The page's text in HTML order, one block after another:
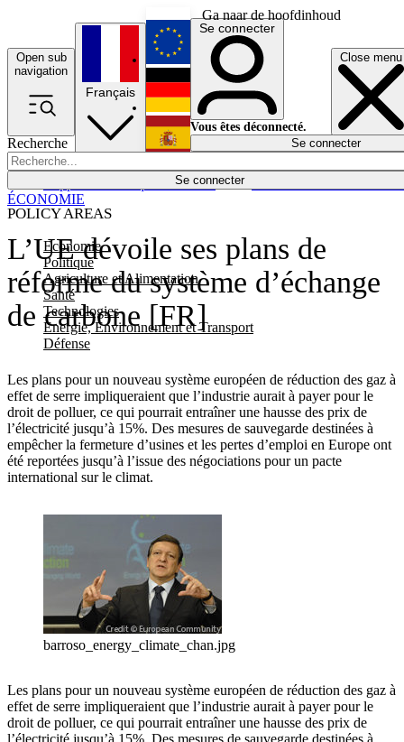
Ga naar de hoofdinhoud
Open sub
navigation
Close menu
Recherche
Se connecter
POLICY AREAS
Economie
Politique
Agriculture et Alimentation
Santé
Technologies
Energie, Environnement et Transport
Défense
Économie
Français
English
Deutsch
Español
Se connecter
Vous êtes déconnecté.
Se connecter
L’UE dévoile ses plans de
réforme du système d’échange
de carbone [FR]
Les plans pour un nouveau système européen de réduction des gaz à
effet de serre impliqueraient que l’industrie aurait à payer pour le
droit de polluer, ce qui pourrait entraîner une hausse des prix de
l’électricité jusqu’à 15%. Des mesures de sauvegarde destinées à
empêcher la fermeture d’usines et les pertes d’emploi en Europe ont
été reportées jusqu’à l’issue des négociations pour un pacte
international sur le climat.
ÉCONOMIE
barroso_energy_climate_chan.jpg
Les plans pour un nouveau système européen de réduction des gaz à
effet de serre impliqueraient que l’industrie aurait à payer pour le
droit de polluer, ce qui pourrait entraîner une hausse des prix de